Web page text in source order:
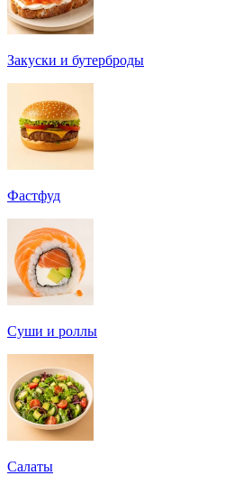
Закуски и бутерброды
Фастфуд
Суши и роллы
Салаты